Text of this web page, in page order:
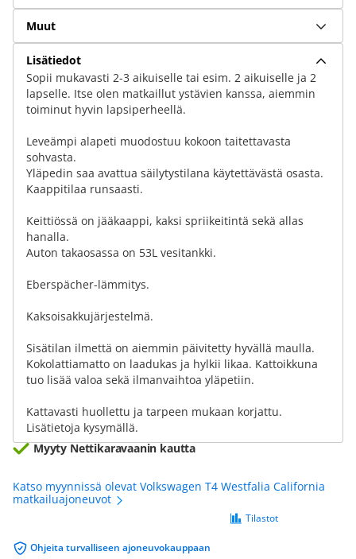
Muut
Lisätiedot
Sopii mukavasti 2-3 aikuiselle tai esim. 2 aikuiselle ja 2
lapselle. Itse olen matkaillut ystävien kanssa, aiemmin
toiminut hyvin lapsiperheellä.
Leveämpi alapeti muodostuu kokoon taitettavasta
sohvasta.
Yläpedin saa avattua säilytystilana käytettävästä osasta.
Kaappitilaa runsaasti.
Keittiössä on jääkaappi, kaksi spriikeitintä sekä allas
hanalla.
Auton takaosassa on 53L vesitankki.
Eberspächer-lämmitys.
Kaksoisakkujärjestelmä.
Sisätilan ilmettä on aiemmin päivitetty hyvällä maulla.
Kokolattiamatto on laadukas ja hylkii likaa. Kattoikkuna
tuo lisää valoa sekä ilmanvaihtoa yläpetiin.
Kattavasti huollettu ja tarpeen mukaan korjattu.
Lisätietoja kysymällä.
Myyty Nettikaravaanin kautta
Katso myynnissä olevat Volkswagen T4 Westfalia California
matkailuajoneuvot
Ohjeita turvalliseen ajoneuvokauppaan
Tilastot